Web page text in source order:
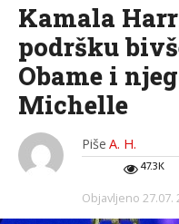
Kamala
podršku
Obame i
Michelle
Piše A. H.
47.3K
Objavljeno 27.07.